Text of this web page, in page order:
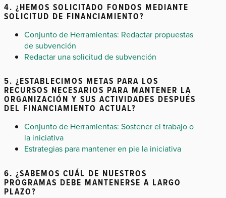
4. ¿HEMOS SOLICITADO FONDOS MEDIANTE
SOLICITUD DE FINANCIAMIENTO?
Conjunto de Herramientas: Redactar propuestas
de subvención
Redactar una solicitud de subvención
5. ¿ESTABLECIMOS METAS PARA LOS
RECURSOS NECESARIOS PARA MANTENER LA
ORGANIZACIÓN Y SUS ACTIVIDADES DESPUÉS
DEL FINANCIAMIENTO ACTUAL?
Conjunto de Herramientas: Sostener el trabajo o
la iniciativa
Estrategias para mantener en pie la iniciativa
6. ¿SABEMOS CUÁL DE NUESTROS
PROGRAMAS DEBE MANTENERSE A LARGO
PLAZO?